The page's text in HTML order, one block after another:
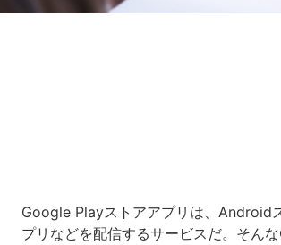
Google Playストアアプリは、Android
プリなどを配信するサービスだ。そん